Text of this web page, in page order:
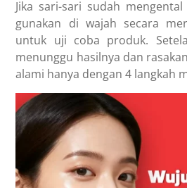
Jika sari-sari sudah
gunakan di wajah secara
untuk uji coba produk.
menunggu hasilnya dan
alami hanya dengan 4 langkah